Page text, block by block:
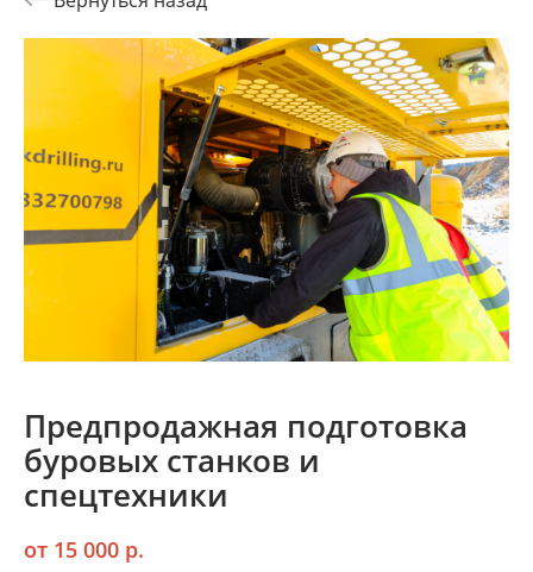
Предпродажная подготовка
буровых станков и
спецтехники
от 15 000 р.